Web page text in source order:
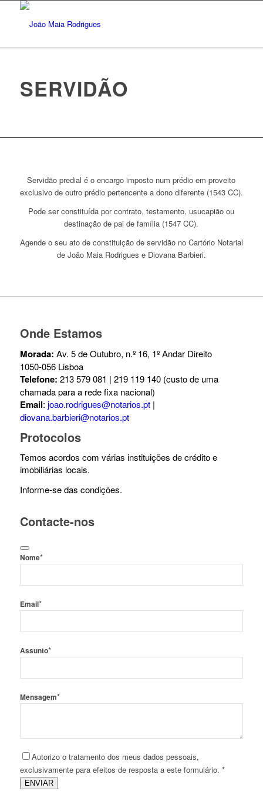
SERVIDÃO
Servidão predial é o encargo imposto num prédio em proveito
exclusivo de outro prédio pertencente a dono diferente (1543 CC).
Pode ser constituída por contrato, testamento, usucapião ou
destinação de pai de família (1547 CC).
Agende o seu ato de constituição de servidão no Cartório Notarial
de João Maia Rodrigues e Diovana Barbieri.
Onde Estamos
Morada: Av. 5 de Outubro, n.º 16, 1º Andar Direito
1050-056 Lisboa
Telefone: 213 579 081 | 219 119 140 (custo de uma
chamada para a rede fixa nacional)
Email: joao.rodrigues@notarios.pt|
diovana.barbieri@notarios.pt
Protocolos
Temos acordos com várias instituições de crédito e
imobiliárias locais.
Informe-se das condições.
Contacte-nos
Nome*
Email*
Assunto*
Mensagem*
Autorizo o tratamento dos meus dados pessoais,
exclusivamente para efeitos de resposta a este formulário. *
ENVIAR